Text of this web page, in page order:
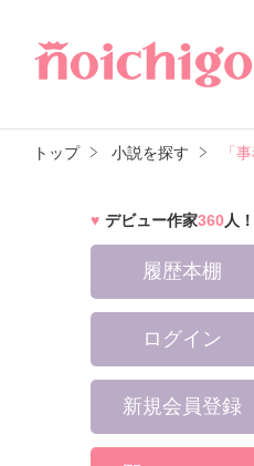
トップ 小説を探す 「
デビュー作家360人！
履歴本棚
ログイン
新規会員登録